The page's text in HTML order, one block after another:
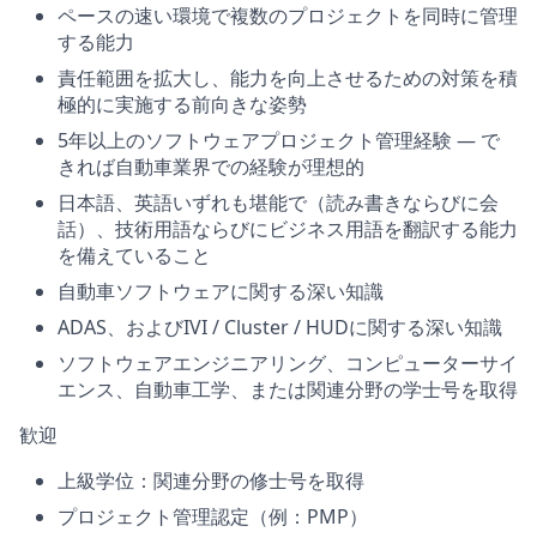
ペースの速い環境で複数のプロジェクトを同時に管理
する能力
責任範囲を拡大し、能力を向上させるための対策を積
極的に実施する前向きな姿勢
5年以上のソフトウェアプロジェクト管理経験 ― で
きれば自動車業界での経験が理想的
日本語、英語いずれも堪能で（読み書きならびに会
話）、技術用語ならびにビジネス用語を翻訳する能力
を備えていること
自動車ソフトウェアに関する深い知識
ADAS、およびIVI / Cluster / HUDに関する深い知識
ソフトウェアエンジニアリング、コンピューターサイ
エンス、自動車工学、または関連分野の学士号を取得
歓迎
上級学位：関連分野の修士号を取得
プロジェクト管理認定（例：PMP）